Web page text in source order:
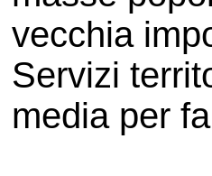
vecchia
Servizi
media per